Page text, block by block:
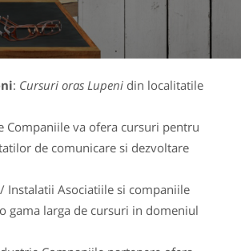
: Cursuri oras Lupeni din localitatile
Companiile va ofera cursuri pentru
de comunicare si dezvoltare
Instalatii Asociatiile si companiile
gama larga de cursuri in domeniul